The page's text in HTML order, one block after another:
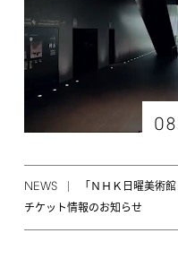
NEWS
「ＮＨＫ日曜美術
チケット情報のお知らせ